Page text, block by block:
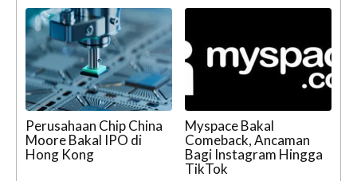
Perusahaan Chip China
Moore Bakal IPO di
Hong Kong
Myspace Bakal
Comeback, Ancaman
Bagi Instagram Hingga
TikTok